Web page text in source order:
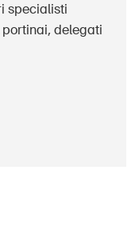
specialisti
delegati